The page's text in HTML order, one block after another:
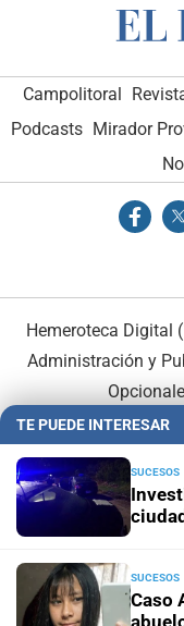
Campolitoral
Podcasts Mirador
Hemeroteca Digital
Administración y
TE PUEDE INTERESAR
SUCESOS
SUCESOS
Caso